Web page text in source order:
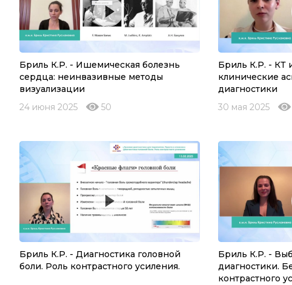
Бриль К.Р. - Ишемическая болезнь
сердца: неинвазивные методы
визуализации
24 июня 2025
50
Бриль К.Р. - КТ
клинические
диагностики
30 мая 2025
Бриль К.Р. - Диагностика головной
боли. Роль контрастного усиления.
Бриль К.Р. -
диагностики.
контрастного